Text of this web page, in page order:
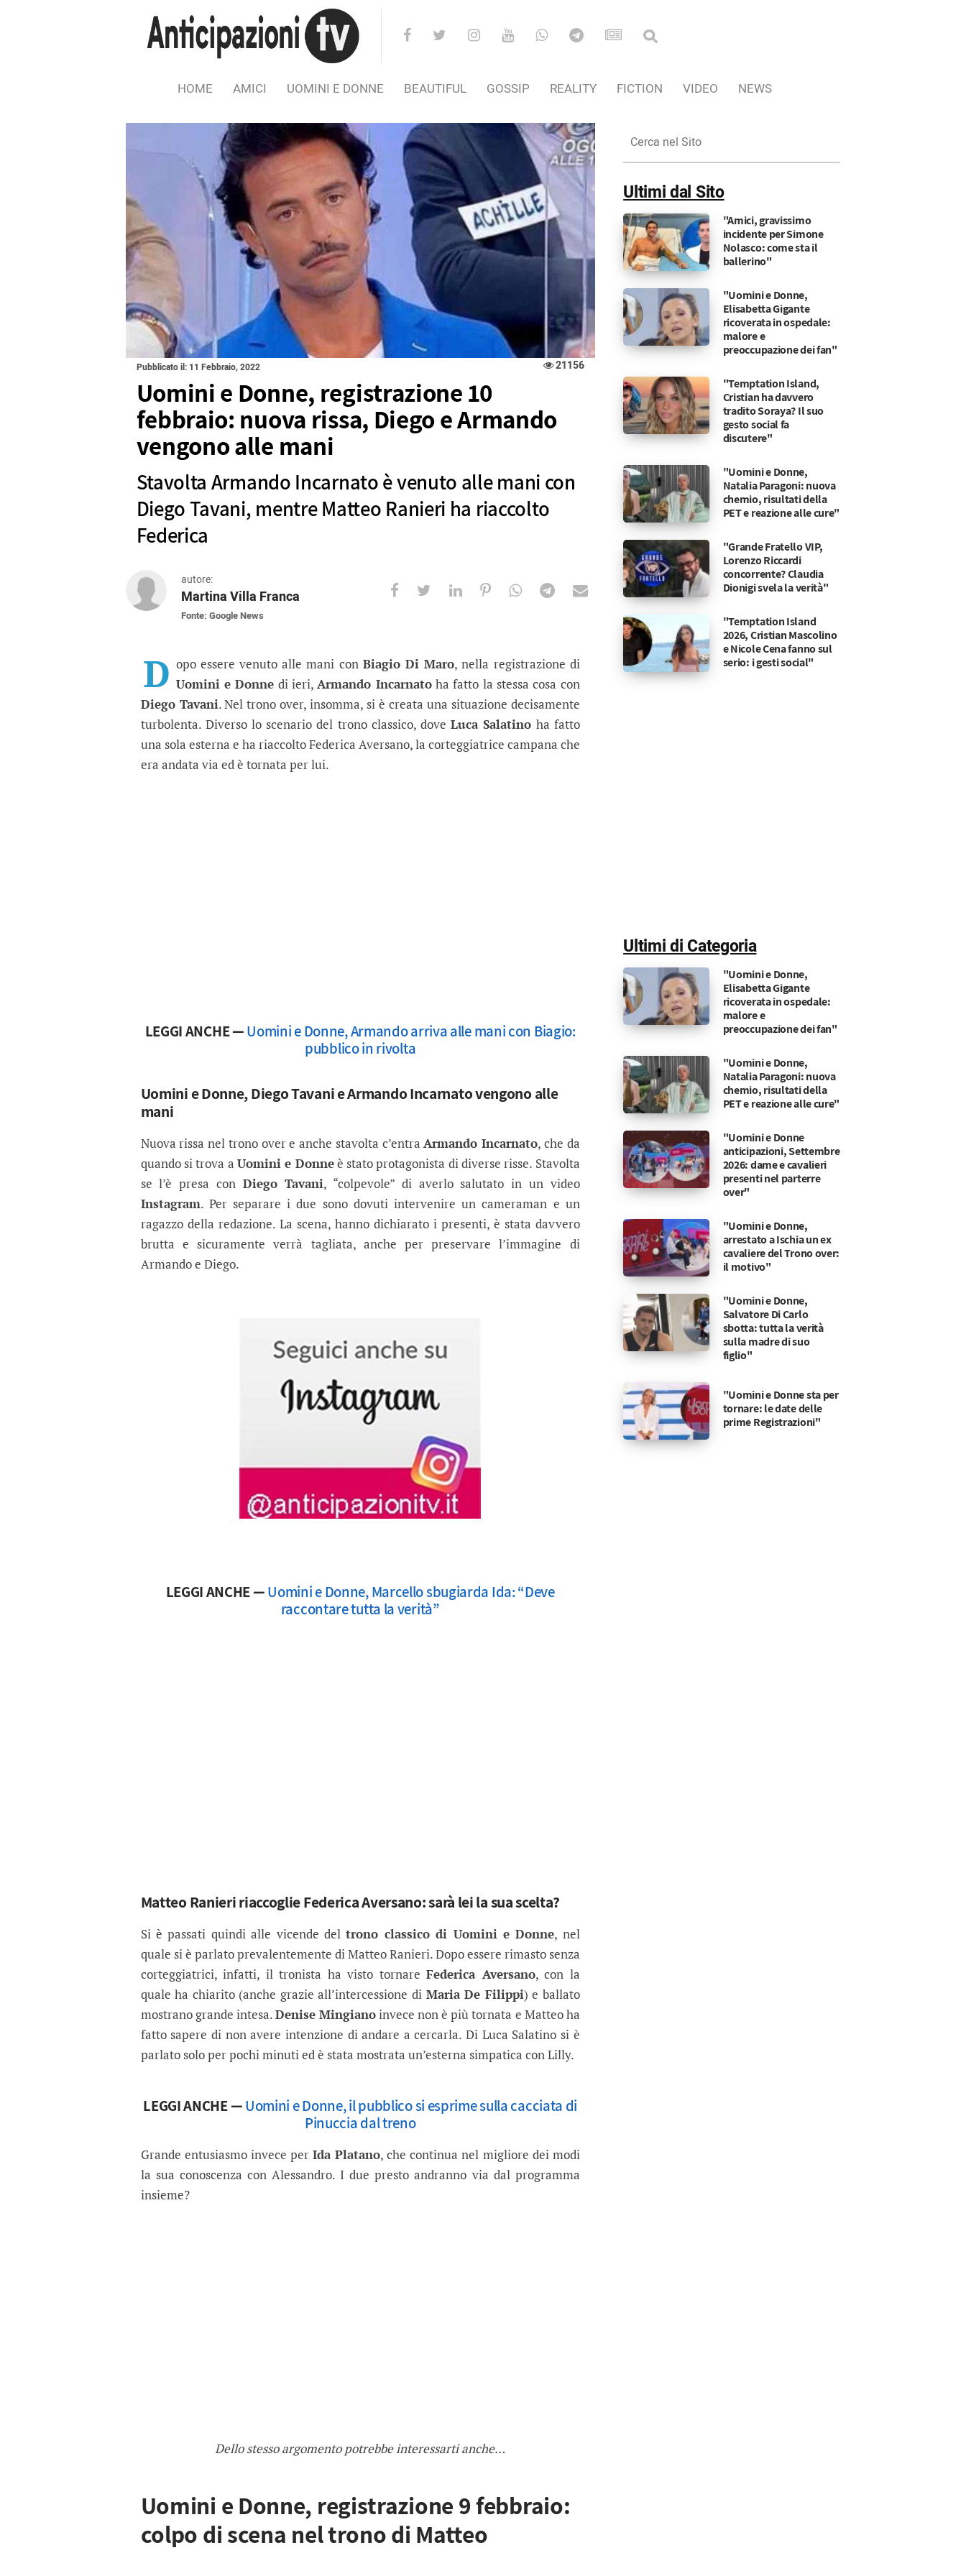
HOME AMICI UOMINI E DONNE BEAUTIFUL GOSSIP REALITY FICTION VIDEO NEWS
Pubblicato il: 11 Febbraio, 2022 21156
Uomini e Donne, registrazione 10
febbraio: nuova rissa, Diego e Armando
vengono alle mani
Stavolta Armando Incarnato è venuto alle mani con
Diego Tavani, mentre Matteo Ranieri ha riaccolto
Federica
autore:
Martina Villa Franca
Fonte: Google News
Uomini e Donne, registrazione 10 febbraio: nuova rissa, Diego e Armando vengono alle mani
Stavolta Armando Incarnato è venuto alle mani con Diego Tavani, mentre Matteo Ranieri ha riaccolto Federica
D opo essere venuto alle mani con Biagio Di Maro, nella registrazione di
Uomini e Donne di ieri,Armando Incarnatoha fatto la stessa cosa con
Diego Tavani. Nel trono over, insomma, si è creata una situazione decisamente
turbolenta. Diverso lo scenario del trono classico, doveLuca Salatino ha fatto
una sola esterna e ha riaccolto Federica Aversano, la corteggiatrice campana che
era andata via ed è tornata per lui.
LEGGI ANCHE —Uomini e Donne, Armando arriva alle mani con Biagio:
pubblico in rivolta
Uomini e Donne, Diego Tavani e Armando Incarnato vengono alle
mani
Nuova rissa nel trono over e anche stavolta c’entraArmando Incarnato, che da
quando si trova a Uomini e Donneè stato protagonista di diverse risse. Stavolta
se l’è presa con Diego Tavani, “colpevole” di averlo salutato in un video
Instagram. Per separare i due sono dovuti intervenire un cameraman e un
ragazzo della redazione. La scena, hanno dichiarato i presenti, è stata davvero
brutta e sicuramente verrà tagliata, anche per preservare l’immagine di
Armando e Diego.
LEGGI ANCHE —Uomini e Donne, Marcello sbugiarda Ida: “Deve
raccontare tutta la verità”
Matteo Ranieri riaccoglie Federica Aversano: sarà lei la sua scelta?
Si è passati quindi alle vicende deltrono classico di Uomini e Donne, nel
quale si è parlato prevalentemente di Matteo Ranieri. Dopo essere rimasto senza
corteggiatrici, infatti, il tronista ha visto tornareFederica Aversano, con la
quale ha chiarito (anche grazie all’intercessione di Maria De Filippi) e ballato
mostrano grande intesa.Denise Mingianoinvece non è più tornata e Matteo ha
fatto sapere di non avere intenzione di andare a cercarla. Di Luca Salatino si è
parlato solo per pochi minuti ed è stata mostrata un’esterna simpatica con Lilly.
LEGGI ANCHE —Uomini e Donne, il pubblico si esprime sulla cacciata di
Pinuccia dal treno
Grande entusiasmo invece perIda Platano, che continua nel migliore dei modi
la sua conoscenza con Alessandro. I due presto andranno via dal programma
insieme?
Dello stesso argomento potrebbe interessarti anche…
Uomini e Donne, registrazione 9 febbraio:
colpo di scena nel trono di Matteo
nel
Sito
Ultimi dal Sito
"Amici, gravissimo
incidente per Simone
Nolasco: come sta il
ballerino"
"Uomini e Donne,
Elisabetta Gigante
ricoverata in ospedale:
malore e
preoccupazione dei fan"
"Temptation Island,
Cristian ha davvero
tradito Soraya? Il suo
gesto social fa
discutere"
"Uomini e Donne,
Natalia Paragoni: nuova
chemio, risultati della
PET e reazione alle cure"
"Grande Fratello VIP,
Lorenzo Riccardi
concorrente? Claudia
Dionigi svela la verità"
"Temptation Island
2026, Cristian Mascolino
e Nicole Cena fanno sul
serio: i gesti social"
Ultimi di Categoria
"Uomini e Donne,
Elisabetta Gigante
ricoverata in ospedale:
malore e
preoccupazione dei fan"
"Uomini e Donne,
Natalia Paragoni: nuova
chemio, risultati della
PET e reazione alle cure"
"Uomini e Donne
anticipazioni, Settembre
2026: dame e cavalieri
presenti nel parterre
over"
"Uomini e Donne,
arrestato a Ischia un ex
cavaliere del Trono over:
il motivo"
"Uomini e Donne,
Salvatore Di Carlo
sbotta: tutta la verità
sulla madre di suo
figlio"
"Uomini e Donne sta per
tornare: le date delle
prime Registrazioni"